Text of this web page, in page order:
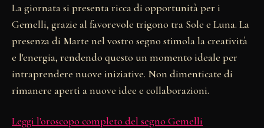
La giornata si presenta ricca di opportunità per i
Gemelli, grazie al favorevole trigono tra Sole e Luna. La
presenza di Marte nel vostro segno stimola la creatività
e l'energia, rendendo questo un momento ideale per
intraprendere nuove iniziative. Non dimenticate di
rimanere aperti a nuove idee e collaborazioni.
Leggi l'oroscopo completo del segno Gemelli